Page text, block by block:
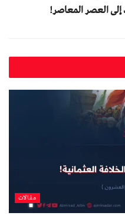
إلى العصر المعاصر!
مقالات